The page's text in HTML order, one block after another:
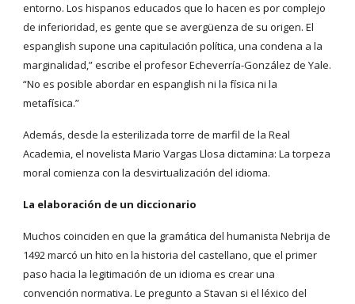
entorno. Los hispanos educados que lo hacen es por complejo
de inferioridad, es gente que se avergüenza de su origen. El
espanglish supone una capitulación política, una condena a la
marginalidad,” escribe el profesor Echeverría-González de Yale.
“No es posible abordar en espanglish ni la física ni la
metafísica.”
Además, desde la esterilizada torre de marfil de la Real
Academia, el novelista Mario Vargas Llosa dictamina: La torpeza
moral comienza con la desvirtualización del idioma.
La elaboración de un diccionario
Muchos coinciden en que la gramática del humanista Nebrija de
1492 marcó un hito en la historia del castellano, que el primer
paso hacia la legitimación de un idioma es crear una
convención normativa. Le pregunto a Stavan si el léxico del